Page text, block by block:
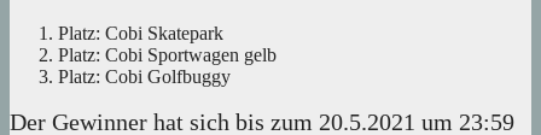
Platz: Cobi Skatepark
Platz: Cobi Sportwagen gelb
Platz: Cobi Golfbuggy
Der Gewinner hat sich bis zum 20.5.2021 um 23:59